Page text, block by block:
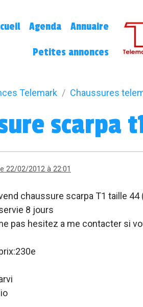
Agenda Annuaire
Petites annonces
Telemark Chaussures
scarpa
le 22/02/2012 à 22:01
chaussure scarpa T1 taille 44
8 jours
pas hesitez a me contacter si
lio